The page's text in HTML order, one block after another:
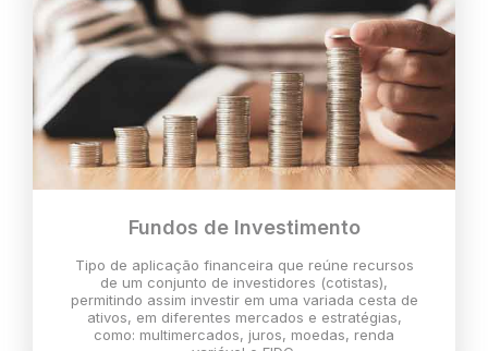
Fundos de Investimento
Tipo de aplicação financeira que reúne recursos
de um conjunto de investidores (cotistas),
permitindo assim investir em uma variada cesta de
ativos, em diferentes mercados e estratégias,
como: multimercados, juros, moedas, renda